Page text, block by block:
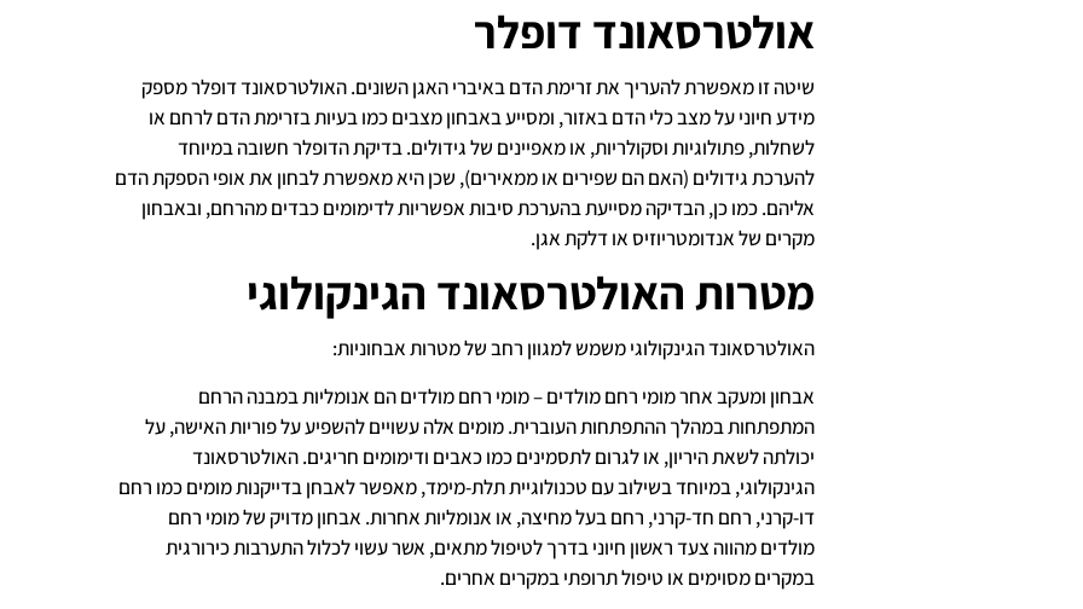
אולטרסאונד דופלר
שיטה זו מאפשרת להעריך את זרימת הדם באיברי האגן השונים. האולטרסאונד דופלר מספק
מידע חיוני על מצב כלי הדם באזור, ומסייע באבחון מצבים כמו בעיות בזרימת הדם לרחם או
לשחלות, פתולוגיות וסקולריות, או מאפיינים של גידולים. בדיקת הדופלר חשובה במיוחד
להערכת גידולים (האם הם שפירים או ממאירים), שכן היא מאפשרת לבחון את אופי הספקת הדם
אליהם. כמו כן, הבדיקה מסייעת בהערכת סיבות אפשריות לדימומים כבדים מהרחם, ובאבחון
מקרים של אנדומטריוזיס או דלקת אגן.
מטרות האולטרסאונד הגינקולוגי
האולטרסאונד הגינקולוגי משמש למגוון רחב של מטרות אבחוניות:
אבחון ומעקב אחר מומי רחם מולדים – מומי רחם מולדים הם אנומליות במבנה הרחם
המתפתחות במהלך ההתפתחות העוברית. מומים אלה עשויים להשפיע על פוריות האישה, על
יכולתה לשאת היריון, או לגרום לתסמינים כמו כאבים ודימומים חריגים. האולטרסאונד
הגינקולוגי, במיוחד בשילוב עם טכנולוגיית תלת-מימד, מאפשר לאבחן בדייקנות מומים כמו רחם
דו-קרני, רחם חד-קרני, רחם בעל מחיצה, או אנומליות אחרות. אבחון מדויק של מומי רחם
מולדים מהווה צעד ראשון חיוני בדרך לטיפול מתאים, אשר עשוי לכלול התערבות כירורגית
במקרים מסוימים או טיפול תרופתי במקרים אחרים.